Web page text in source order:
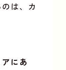
は、カ
にあ